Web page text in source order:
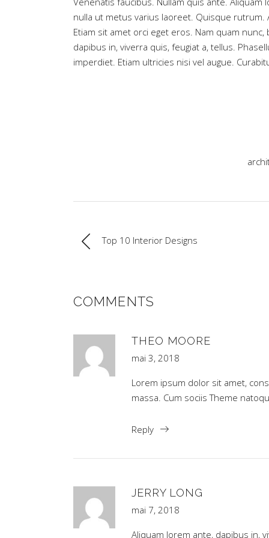
nulla ut metus varius laoreet. Quisque rutrum.
Etiam sit amet orci eget eros. Nam quam
dapibus in, viverra quis, feugiat a, tellus.
imperdiet. Etiam ultricies nisi vel augue.
Top 10 Interior Designs
COMMENTS
THEO MOORE
mai 3, 2018
Lorem ipsum dolor sit amet,
massa. Cum sociis Theme
Reply
JERRY LONG
mai 7, 2018
Aliquam lorem ante, dapibus in,